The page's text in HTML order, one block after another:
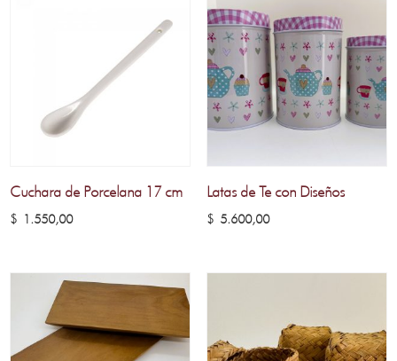
Cuchara de Porcelana 17 cm
$ 1.550,00
Latas de Te con Diseños
$5.600,00